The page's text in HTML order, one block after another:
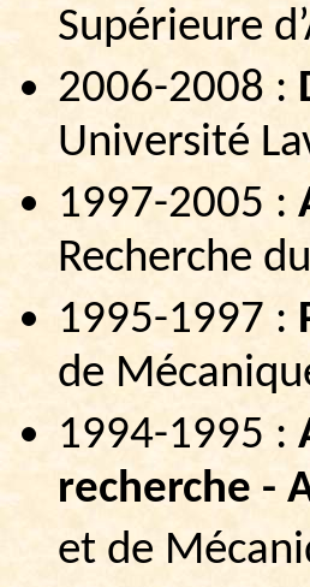
Supérieure
2006-2008 :
Université
1997-2005 :
Recherche
1995-1997 :
de
1994-1995 :
recherche -
et de